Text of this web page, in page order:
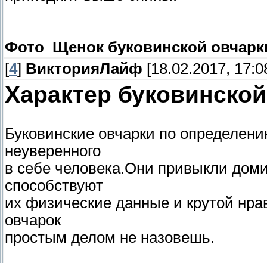
Фото Щенок буковинской
[4] ВикторияЛайф [18.02.2017,
Характер
Буковинские овчарки по
неуверенного
в себе человека.Они привыкли
способствуют
их физические данные и крутой
овчарок
простым делом не назовешь.